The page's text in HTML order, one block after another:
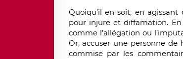
Quoiqu’il en soit, en
pour injure et diffamation.
comme l’allégation ou
Or, accuser une personne de
commise par les